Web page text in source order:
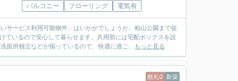
バルコニー
フローリング 電気有
ービス利用可能物件」はいかがでしょうか。柏山公園まで徒
ているので安心して暮らせます。共用部には宅配ボックスを設
面所独立などが揃っているので、快適に過ご... もっと見る
敷礼0 新築